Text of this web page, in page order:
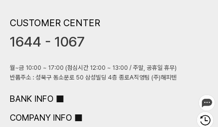
CUSTOMER CENTER
1644 - 1067
월~금 10:00 ~ 17:00 (점심시간 12:00 ~ 13:00 / 주말, 공휴일 휴무)
반품주소 : 성북구 동소문로 50 삼성빌딩 4층 종로A직영팀 (주)해피텐
BANK INFO
COMPANY INFO